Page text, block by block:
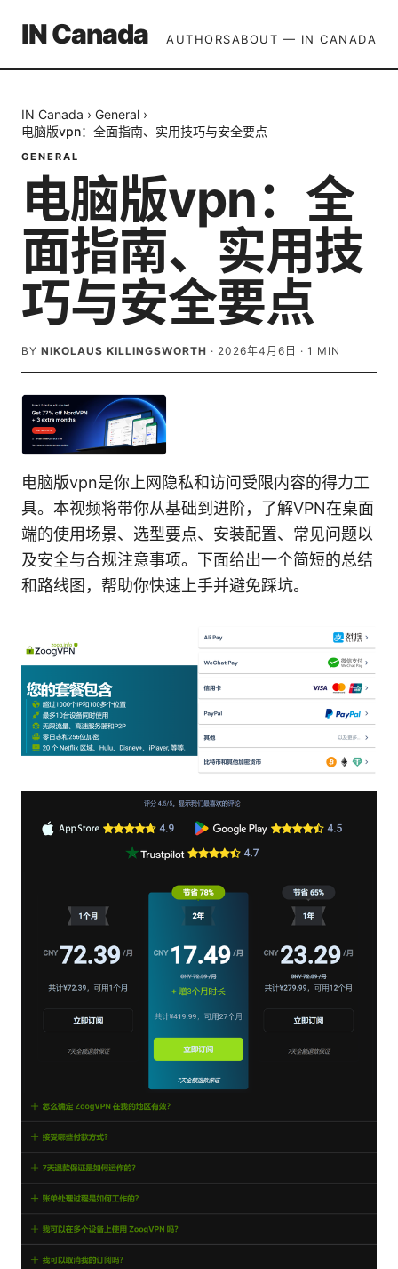
IN Canada AUTHORSABOUT — IN CANADA
IN Canada › General ›
电脑版vpn：全面指南、实用技巧与安全要点
GENERAL
电脑版vpn：全
面指南、实用技
巧与安全要点
BY NIKOLAUS KILLINGSWORTH · 2026年4月6日 · 1 MIN
电脑版vpn是你上网隐私和访问受限内容的得力工
具。本视频将带你从基础到进阶，了解VPN在桌面
端的使用场景、选型要点、安装配置、常见问题以
及安全与合规注意事项。下面给出一个简短的总结
和路线图，帮助你快速上手并避免踩坑。